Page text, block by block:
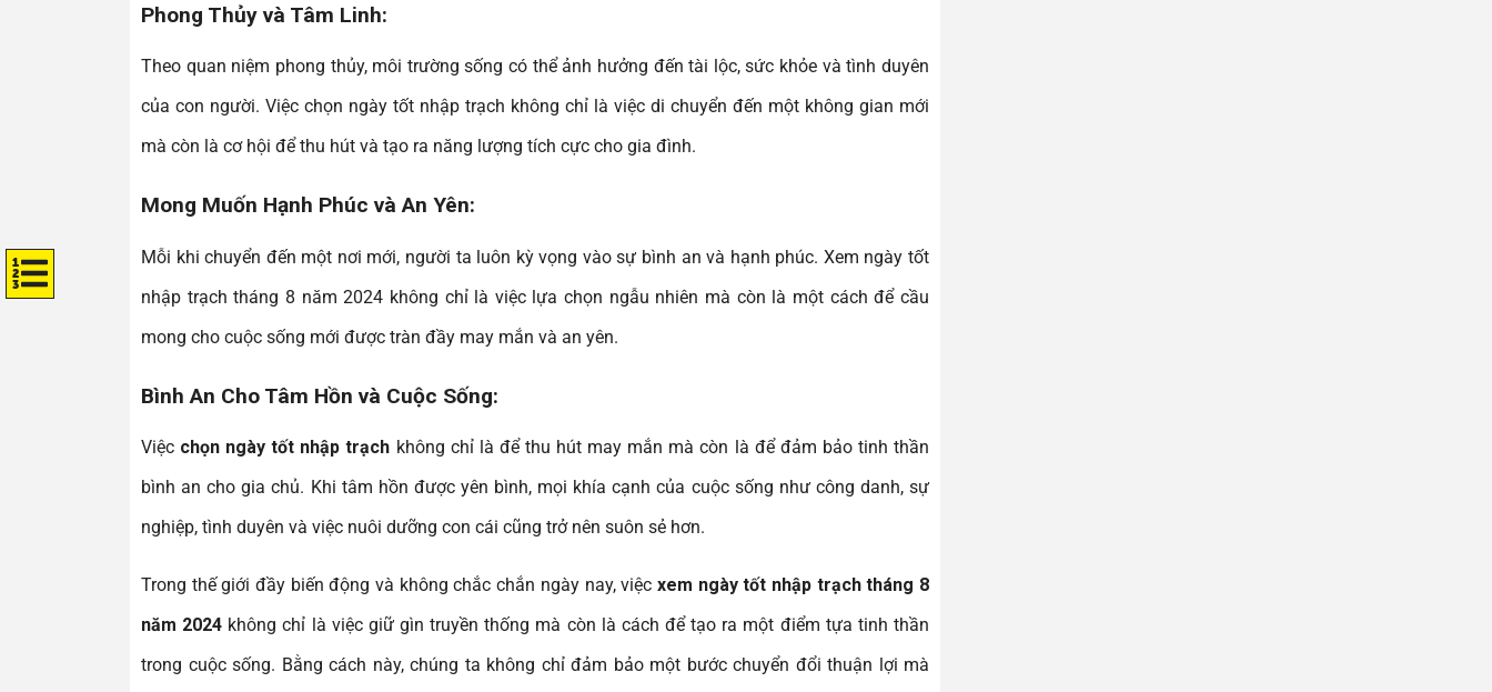
Phong Thủy và Tâm Linh:
Theo quan niệm phong thủy, môi trường sống có thể ảnh hưởng đến tài lộc, sức khỏe và tình duyên
của con người. Việc chọn ngày tốt nhập trạch không chỉ là việc di chuyển đến một không gian mới
mà còn là cơ hội để thu hút và tạo ra năng lượng tích cực cho gia đình.
Mong Muốn Hạnh Phúc và An Yên:
Mỗi khi chuyển đến một nơi mới, người ta luôn kỳ vọng vào sự bình an và hạnh phúc. Xem ngày tốt
nhập trạch tháng 8 năm 2024 không chỉ là việc lựa chọn ngẫu nhiên mà còn là một cách để cầu
mong cho cuộc sống mới được tràn đầy may mắn và an yên.
Bình An Cho Tâm Hồn và Cuộc Sống:
Việc chọn ngày tốt nhập trạch không chỉ là để thu hút may mắn mà còn là để đảm bảo tinh thần
bình an cho gia chủ. Khi tâm hồn được yên bình, mọi khía cạnh của cuộc sống như công danh, sự
nghiệp, tình duyên và việc nuôi dưỡng con cái cũng trở nên suôn sẻ hơn.
Trong thế giới đầy biến động và không chắc chắn ngày nay, việc xem ngày tốt nhập trạch tháng 8
năm 2024 không chỉ là việc giữ gìn truyền thống mà còn là cách để tạo ra một điểm tựa tinh thần
trong cuộc sống. Bằng cách này, chúng ta không chỉ đảm bảo một bước chuyển đổi thuận lợi mà